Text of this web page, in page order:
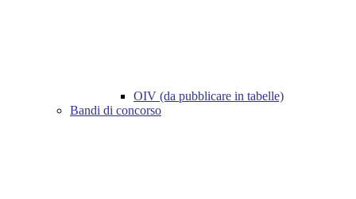
OIV (da pubblicare in tabelle)
Bandi di concorso